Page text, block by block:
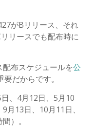
がBリリース、それ
リースでも配布時に
布スケジュールを公
だからです。
、4月12日、5月10
月13日、10月11日、
）。